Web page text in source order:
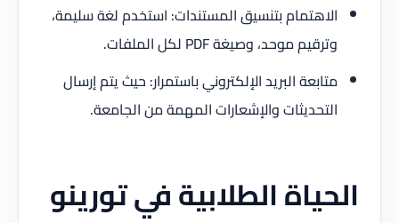
الاهتمام بتنسيق المستندات: استخدم لغة سليمة،
وترقيم موحد، وصيغة PDF لكل الملفات.
متابعة البريد الإلكتروني باستمرار: حيث يتم إرسال
التحديثات والإشعارات المهمة من الجامعة.
الحياة الطلابية في تورينو